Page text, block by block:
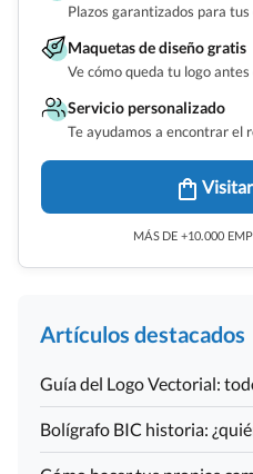
Plazos garantizados para
Maquetas de diseño gratis
Ve cómo queda tu logo antes
Servicio personalizado
Te ayudamos a encontrar el
MÁS DE +10.000
Artículos destacados
Guía del Logo Vectorial:
Bolígrafo BIC historia: